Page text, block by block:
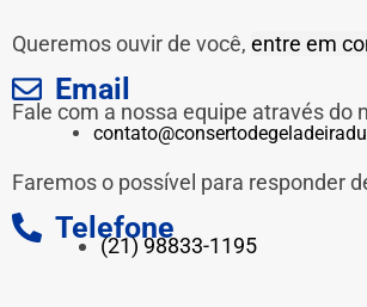
Queremos ouvir de você, entre em
Email
Fale com a nossa equipe através do
Faremos o possível para responder
Telefone
(21) 98833-1195